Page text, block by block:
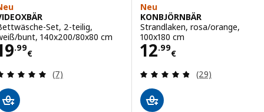
Set, 2-teilig,
bunt, 140x200/80x80 cm
.99
€19.99€
Bewertungen: 4.9 von 5 Sternen. Bewertungen
(7)
Neu
KONBJÖRNBÄR
Strandlaken, rosa/orange,
100x180 cm
12.99
€
Preis 12.99€
Bewertungen:
(29)